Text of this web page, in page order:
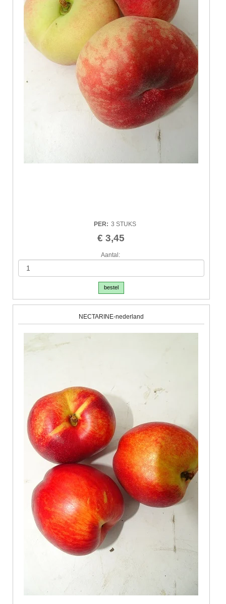
PER: 3 STUKS
€ 3,45
Aantal:
bestel
NECTARINE-nederland